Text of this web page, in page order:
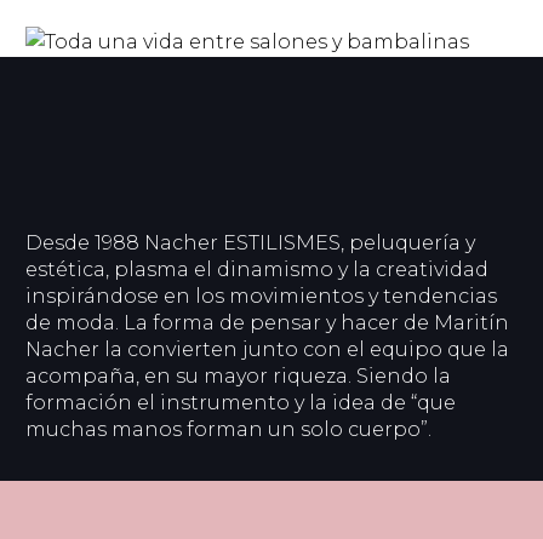
Desde 1988 Nacher ESTILISMES, peluquería y
estética, plasma el dinamismo y la creatividad
inspirándose en los movimientos y tendencias
de moda. La forma de pensar y hacer de Maritín
Nacher la convierten junto con el equipo que la
acompaña, en su mayor riqueza. Siendo la
formación el instrumento y la idea de “que
muchas manos forman un solo cuerpo”.